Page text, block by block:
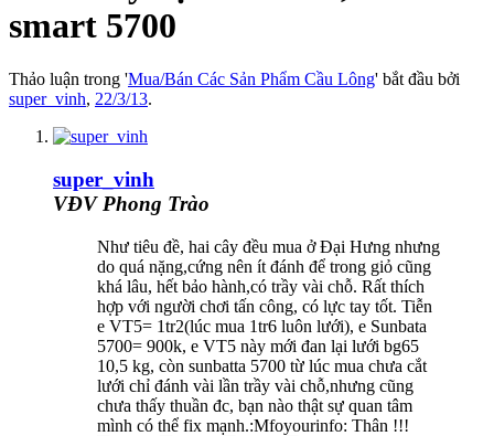
smart 5700
Thảo luận trong 'Mua/Bán Các Sản Phẩm Cầu Lông' bắt đầu bởi
super_vinh, 22/3/13.
super_vinh
VĐV Phong Trào
Như tiêu đề, hai cây đều mua ở Đại Hưng nhưng
do quá nặng,cứng nên ít đánh để trong giỏ cũng
khá lâu, hết bảo hành,có trầy vài chỗ. Rất thích
hợp với người chơi tấn công, có lực tay tốt. Tiễn
e VT5= 1tr2(lúc mua 1tr6 luôn lưới), e Sunbata
5700= 900k, e VT5 này mới đan lại lưới bg65
10,5 kg, còn sunbatta 5700 từ lúc mua chưa cắt
lưới chỉ đánh vài lần trầy vài chỗ,nhưng cũng
chưa thấy thuần đc, bạn nào thật sự quan tâm
mình có thể fix mạnh.:Mfoyourinfo: Thân !!!